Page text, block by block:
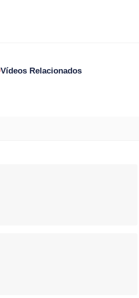
Vídeos Relacionados